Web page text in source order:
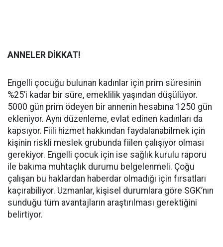
ANNELER DİKKAT!
Engelli çocuğu bulunan kadınlar için prim süresinin
%25’i kadar bir süre, emeklilik yaşından düşülüyor.
5000 gün prim ödeyen bir annenin hesabına 1250 gün
ekleniyor. Aynı düzenleme, evlat edinen kadınları da
kapsıyor. Fiili hizmet hakkından faydalanabilmek için
kişinin riskli meslek grubunda fiilen çalışıyor olması
gerekiyor. Engelli çocuk için ise sağlık kurulu raporu
ile bakıma muhtaçlık durumu belgelenmeli. Çoğu
çalışan bu haklardan haberdar olmadığı için fırsatları
kaçırabiliyor. Uzmanlar, kişisel durumlara göre SGK’nın
sunduğu tüm avantajların araştırılması gerektiğini
belirtiyor.